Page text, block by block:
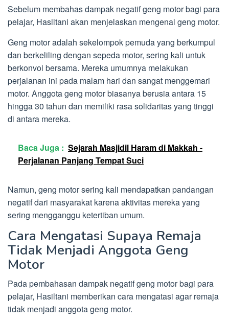
Sebelum membahas dampak negatif geng motor bagi para
pelajar, Hasiltani akan menjelaskan mengenai geng motor.
Geng motor adalah sekelompok pemuda yang berkumpul
dan berkeliling dengan sepeda motor, sering kali untuk
berkonvoi bersama. Mereka umumnya melakukan
perjalanan ini pada malam hari dan sangat menggemari
motor. Anggota geng motor biasanya berusia antara 15
hingga 30 tahun dan memiliki rasa solidaritas yang tinggi
di antara mereka.
Baca Juga : Sejarah Masjidil Haram di Makkah -
Perjalanan Panjang Tempat Suci
Namun, geng motor sering kali mendapatkan pandangan
negatif dari masyarakat karena aktivitas mereka yang
sering mengganggu ketertiban umum.
Cara Mengatasi Supaya Remaja
Tidak Menjadi Anggota Geng
Motor
Pada pembahasan dampak negatif geng motor bagi para
pelajar, Hasiltani memberikan cara mengatasi agar remaja
tidak menjadi anggota geng motor.